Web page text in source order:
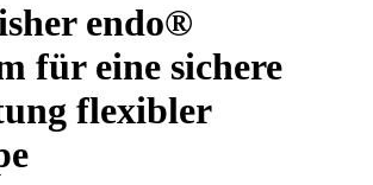
endo®
für eine sichere
flexibler